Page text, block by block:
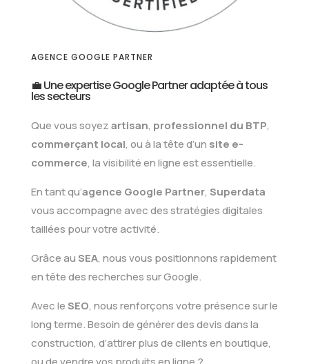
AGENCE GOOGLE PARTNER
💼 Une expertise Google Partner adaptée à tous
les secteurs
Que vous soyezartisan, professionnel du BTP,
commerçant local, ou à la tête d’un site e-
commerce, la visibilité en ligne est essentielle.
En tant qu’agence Google Partner, Superdata
vous accompagne avec des stratégies digitales
taillées pour votre activité.
Grâce auSEA, nous vous positionnons rapidement
en tête des recherches sur Google.
Avec leSEO, nous renforçons votre présence sur le
long terme. Besoin de générer des devis dans la
construction, d’attirer plus de clients en boutique,